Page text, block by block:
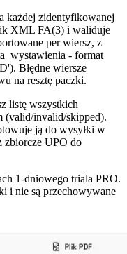
każdej zidentyfikowanej
XML FA(3) i waliduje
per wiersz, z
- format
Błędne wiersze
na resztę paczki.
listę wszystkich
(valid/invalid/skipped).
ją do wysyłki w
zbiorcze UPO do
1-dniowego triala PRO.
i nie są przechowywane